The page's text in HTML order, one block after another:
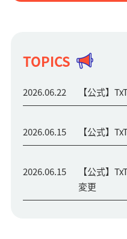
TOPICS
2026.06.22 【公式】
2026.06.15 【公式】
2026.06.15
【公式】
変更